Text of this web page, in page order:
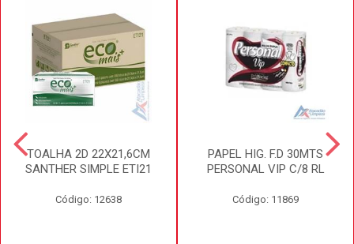
TOALHA 2D 22X21,6CM
SANTHER SIMPLE ETI21
Código: 12638
PAPEL HIG. F.D 30MTS
PERSONAL VIP C/8 RL
Código: 11869